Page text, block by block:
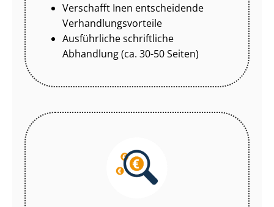
Verschafft Inen entscheidende
Ver­hand­lungs­vor­tei­le
Ausführliche schriftliche
Abhandlung (ca. 30-50 Seiten)